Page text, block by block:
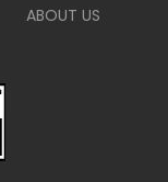
ABOUT US